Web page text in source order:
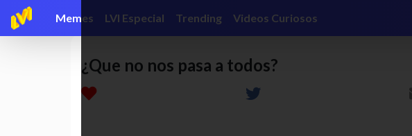
Memes LVI Especial Trending Videos Curiosos
¿Que no nos pasa a todos?